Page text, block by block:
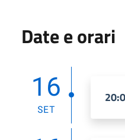
Date e orari
16
SET